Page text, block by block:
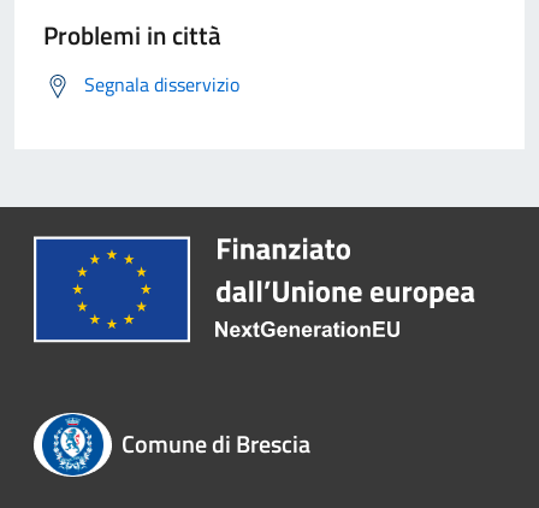
Problemi in città
Segnala disservizio
Comune di Brescia